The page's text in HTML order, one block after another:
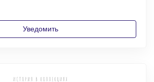
Уведомить